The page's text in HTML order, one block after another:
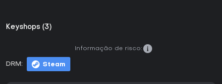
Keyshops (3)
DRM: Steam
Informação de risco: